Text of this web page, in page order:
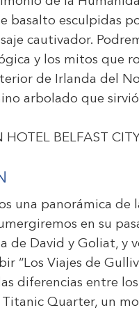
basalto esculpidas
cautivador.
y los mitos que
de Irlanda del
arbolado que
HOTEL BELFAST
una panorámica
en su
de David y Goliat, y
“Los Viajes de
diferencias entre
Titanic Quarter, un